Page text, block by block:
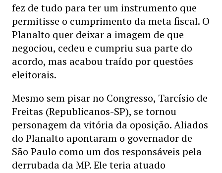
fez de tudo para ter um instrumento que
permitisse o cumprimento da meta fiscal. O
Planalto quer deixar a imagem de que
negociou, cedeu e cumpriu sua parte do
acordo, mas acabou traído por questões
eleitorais.
Mesmo sem pisar no Congresso, Tarcísio de
Freitas (Republicanos-SP), se tornou
personagem da vitória da oposição. Aliados
do Planalto apontaram o governador de
São Paulo como um dos responsáveis pela
derrubada da MP. Ele teria atuado